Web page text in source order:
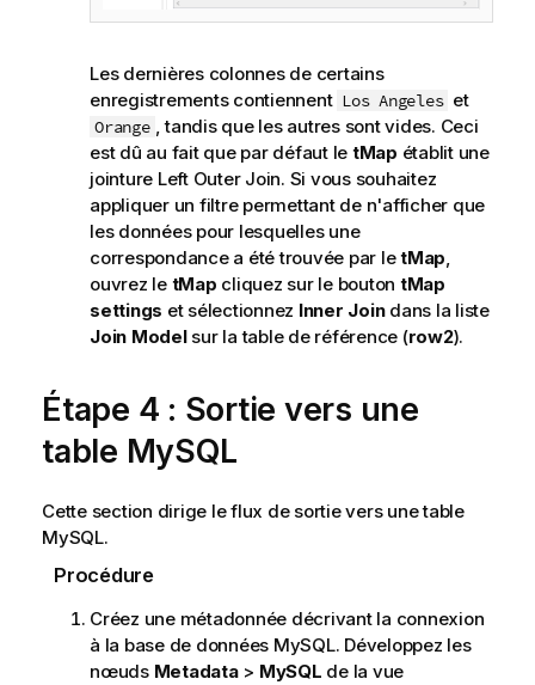
Les dernières colonnes de certains
enregistrements contiennent Los Angeles et
Orange , tandis que les autres sont vides. Ceci
est dû au fait que par défaut le tMap établit une
jointure Left Outer Join. Si vous souhaitez
appliquer un filtre permettant de n'afficher que
les données pour lesquelles une
correspondance a été trouvée par letMap,
ouvrez le tMap cliquez sur le bouton tMap
settings et sélectionnez Inner Joindans la liste
Join Modelsur la table de référence (row2).
Étape 4 : Sortie vers une
table MySQL
Cette section dirige le flux de sortie vers une table
MySQL.
Procédure
Créez une métadonnée décrivant la connexion
à la base de données MySQL. Développez les
nœuds Metadata> MySQL de la vue